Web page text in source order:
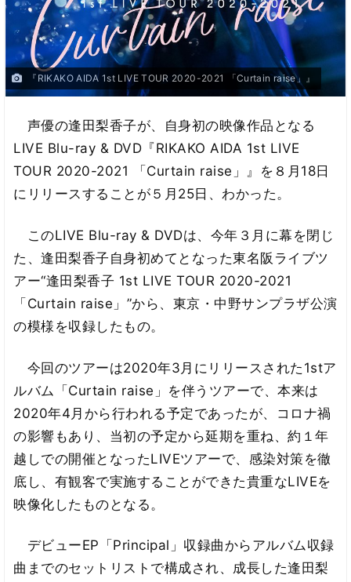
『RIKAKO AIDA 1st LIVE TOUR 2020-2021 「Curtain raise」』
声優の逢田梨香子が、自身初の映像作品となる
LIVE Blu-ray & DVD『RIKAKO AIDA 1st LIVE
TOUR 2020-2021 「Curtain raise」』を８月18日
にリリースすることが５月25日、わかった。
このLIVE Blu-ray & DVDは、今年３月に幕を閉じ
た、逢田梨香子自身初めてとなった東名阪ライブツ
アー“逢田梨香子 1st LIVE TOUR 2020-2021
「Curtain raise」”から、東京・中野サンプラザ公演
の模様を収録したもの。
今回のツアーは2020年3月にリリースされた1stア
ルバム「Curtain raise」を伴うツアーで、本来は
2020年4月から行われる予定であったが、コロナ禍
の影響もあり、当初の予定から延期を重ね、約１年
越しでの開催となったLIVEツアーで、感染対策を徹
底し、有観客で実施することができた貴重なLIVEを
映像化したものとなる。
デビューEP「Principal」収録曲からアルバム収録
曲までのセットリストで構成され、成長した逢田梨